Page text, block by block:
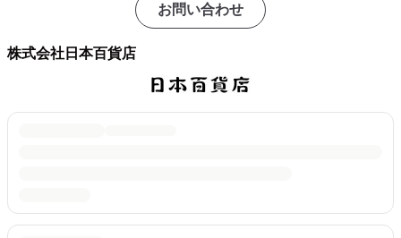
お問い合わせ
株式会社日本百貨店